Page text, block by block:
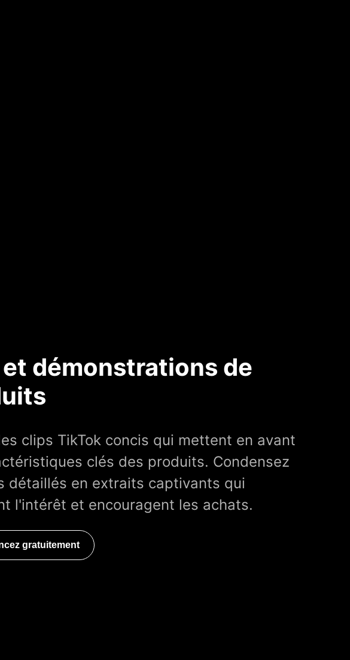
démonstrations de
clips TikTok concis qui mettent en avant
clés des produits. Condensez
détaillés en extraits captivants qui
l'intérêt et encouragent les achats.
gratuitement